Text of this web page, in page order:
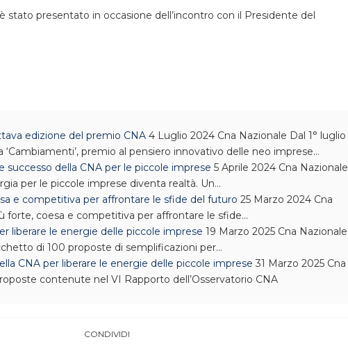
stato presentato in occasione dell’incontro con il Presidente del
edizione del premio CNA4 Luglio 2024 Cna Nazionale Dal 1° luglio
‘Cambiamenti’, premio al pensiero innovativo delle neo imprese…
successo della CNA per le piccole imprese 5 Aprile 2024 Cna Nazionale
per le piccole imprese diventa realtà. Un…
e competitiva per affrontare le sfide del futuro 25 Marzo 2024 Cna
forte, coesa e competitiva per affrontare le sfide…
liberare le energie delle piccole imprese 19 Marzo 2025 Cna Nazionale
di 100 proposte di semplificazioni per…
CNA per liberare le energie delle piccole imprese 31 Marzo 2025 Cna
contenute nel VI Rapporto dell’Osservatorio CNA
CONDIVIDI